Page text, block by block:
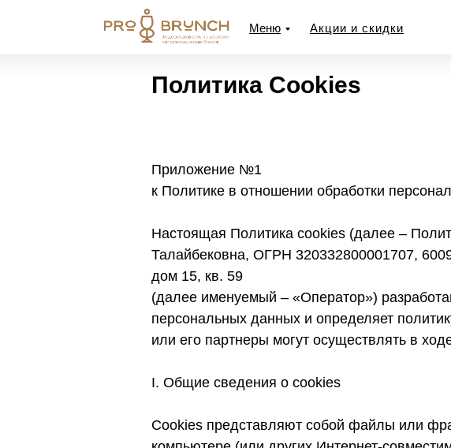
Меню Акции и скидки
Политика Cookies
Приложение №1
к Политике в отношении обработки
Настоящая Политика cookies (далее –
Талайбековна, ОГРН 320332800001707,
дом 15, кв. 59
(далее именуемый – «Оператор»)
персональных данных и определяет
или его партнеры могут осуществлять в
I. Общие сведения о cookies
Cookies представляют собой файлы или